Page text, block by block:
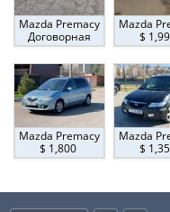
Mazda Premacy
Договорная
Mazda
$
Mazda Premacy
$ 1,800
Mazda
$